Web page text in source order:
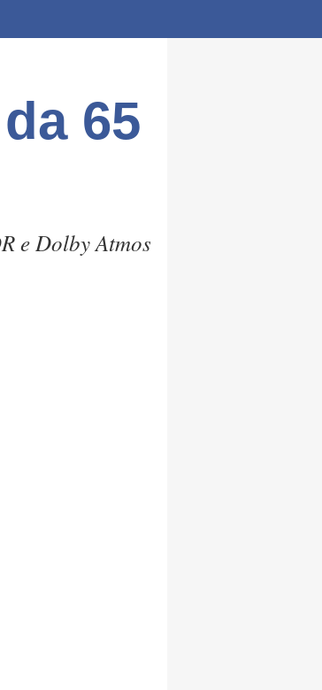
65
e Dolby Atmos